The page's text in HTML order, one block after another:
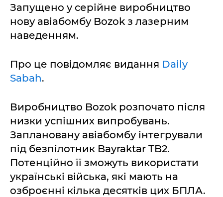
Запущено у серійне виробництво
нову авіабомбу Bozok з лазерним
наведенням.
Про це повідомляє видання Daily
Sabah.
Виробництво Bozok розпочато після
низки успішних випробувань.
Заплановану авіабомбу інтегрували
під безпілотник Bayraktar TB2.
Потенційно її зможуть використати
українські війська, які мають на
озброєнні кілька десятків цих БПЛА.